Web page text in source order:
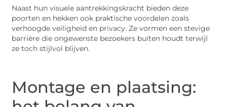
Naast hun visuele aantrekkingskracht bieden deze
poorten en hekken ook praktische voordelen zoals
verhoogde veiligheid en privacy. Ze vormen een stevige
barrière die ongewenste bezoekers buiten houdt terwijl
ze toch stijlvol blijven.
Montage en plaatsing: